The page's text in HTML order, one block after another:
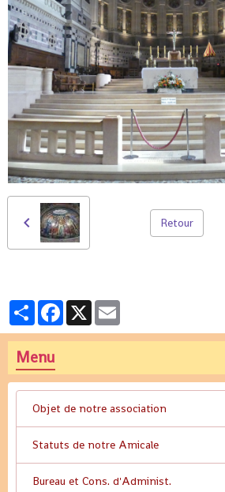
Retour
PartagerFacebook
X
Menu
Objet de notre association
Statuts de notre Amicale
Bureau et Cons. d'Administ.